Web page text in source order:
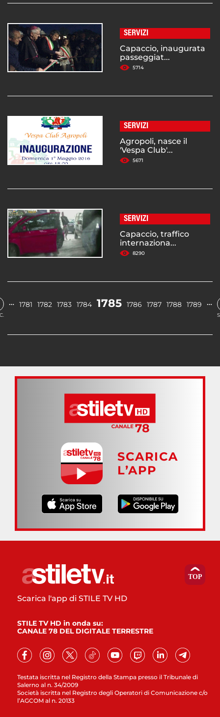
SERVIZI
Capaccio, inaugurata
passeggiat...
5714
SERVIZI
Agropoli, nasce il
'Vespa Club'...
5671
SERVIZI
Capaccio, traffico
internaziona...
8290
… 1781 1782 1783 1784 1785 1786 1787 1788 1789 …
SCARICA
L’APP
Testata iscritta nel Registro della Stampa presso il Tribunale di
Salerno al n. 34/2009
Società iscritta nel Registro degli Operatori di Comunicazione c/o
l’AGCOM al n. 20133
Scarica l'app di STILE TV HD
STILE TV HD in onda su:
CANALE 78 DEL DIGITALE TERRESTRE